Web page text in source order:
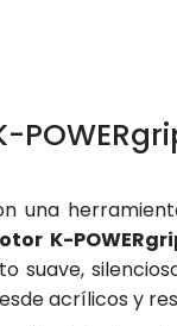
una
K-
suave,
acrílicos y